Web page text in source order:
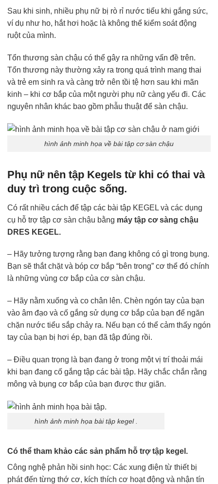
Sau khi sinh, nhiều phụ nữ bị rò rỉ nước tiểu khi gắng sức,
ví dụ như ho, hắt hơi hoặc là không thể kiểm soát động
ruột của mình.
Tổn thương sàn chậu có thể gây ra những vấn đề trên.
Tổn thương này thường xảy ra trong quá trình mang thai
và trẻ em sinh ra và càng trở nên tồi tệ hơn sau khi mãn
kinh – khi cơ bắp của một người phụ nữ càng yếu đi. Các
nguyên nhân khác bao gồm phẫu thuật để sàn chậu.
hình ảnh minh họa về bài tập cơ sàn chậu
Phụ nữ nên tập Kegels từ khi có thai và
duy trì trong cuộc sống.
Có rất nhiều cách để tập các bài tập KEGEL và các dụng
cụ hỗ trợ tập cơ sàn chậu bằng máy tập cơ sàng chậu
DRES KEGEL.
– Hãy tưởng tượng rằng bạn đang không có gì trong bụng.
Bạn sẽ thắt chặt và bóp cơ bắp “bên trong” cơ thể đó chính
là những vùng cơ bắp của cơ sàn chậu.
– Hãy nằm xuống và co chân lên. Chèn ngón tay của bạn
vào âm đạo và cố gắng sử dụng cơ bắp của bạn để ngăn
chặn nước tiểu sắp chảy ra. Nếu bạn có thể cảm thấy ngón
tay của bạn bị hơi ép, bạn đã tập đúng rồi.
– Điều quan trọng là bạn đang ở trong một vị trí thoải mái
khi bạn đang cố gắng tập các bài tập. Hãy chắc chắn rằng
mông và bụng cơ bắp của bạn được thư giãn.
hình ảnh minh họa bài tập kegel .
Có thể tham khảo các sản phẩm hỗ trợ tập kegel.
Công nghệ phản hồi sinh học: Các xung điện từ thiết bị
phát đến từng thớ cơ, kích thích cơ hoạt động và nhận tín